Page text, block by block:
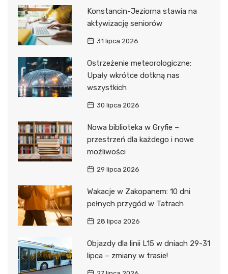
Konstancin-Jeziorna stawia na
aktywizację seniorów
31 lipca 2026
Ostrzeżenie meteorologiczne:
Upały wkrótce dotkną nas
wszystkich
30 lipca 2026
Nowa biblioteka w Gryfie –
przestrzeń dla każdego i nowe
możliwości
29 lipca 2026
Wakacje w Zakopanem: 10 dni
pełnych przygód w Tatrach
28 lipca 2026
Objazdy dla linii L15 w dniach 29-31
lipca – zmiany w trasie!